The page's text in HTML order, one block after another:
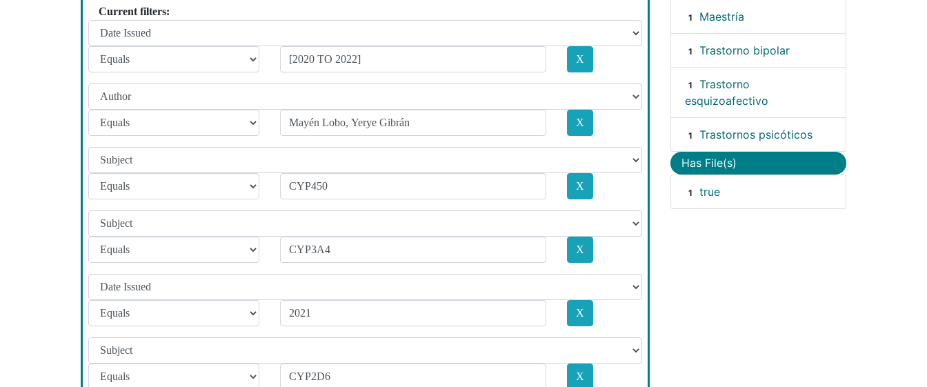
Current filters: 1 Maestría
1 Trastorno bipolar
1
Trastorno
esquizoafectivo
1 Trastornos psicóticos
Has File(s)
1 true